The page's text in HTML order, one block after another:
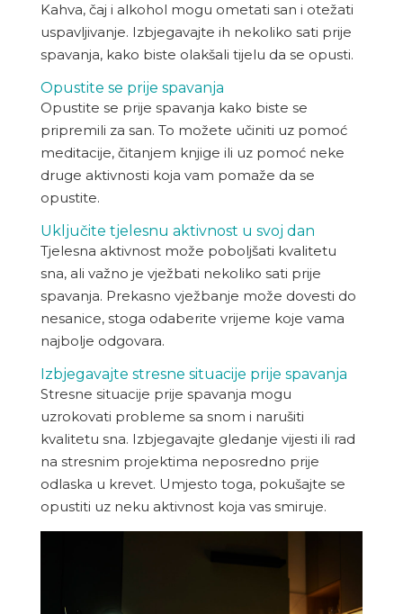
Kahva, čaj i alkohol mogu ometati san i otežati
uspavljivanje. Izbjegavajte ih nekoliko sati prije
spavanja, kako biste olakšali tijelu da se opusti.
Opustite se prije spavanja
Opustite se prije spavanja kako biste se
pripremili za san. To možete učiniti uz pomoć
meditacije, čitanjem knjige ili uz pomoć neke
druge aktivnosti koja vam pomaže da se
opustite.
Uključite tjelesnu aktivnost u svoj dan
Tjelesna aktivnost može poboljšati kvalitetu
sna, ali važno je vježbati nekoliko sati prije
spavanja. Prekasno vježbanje može dovesti do
nesanice, stoga odaberite vrijeme koje vama
najbolje odgovara.
Izbjegavajte stresne situacije prije spavanja
Stresne situacije prije spavanja mogu
uzrokovati probleme sa snom i narušiti
kvalitetu sna. Izbjegavajte gledanje vijesti ili rad
na stresnim projektima neposredno prije
odlaska u krevet. Umjesto toga, pokušajte se
opustiti uz neku aktivnost koja vas smiruje.